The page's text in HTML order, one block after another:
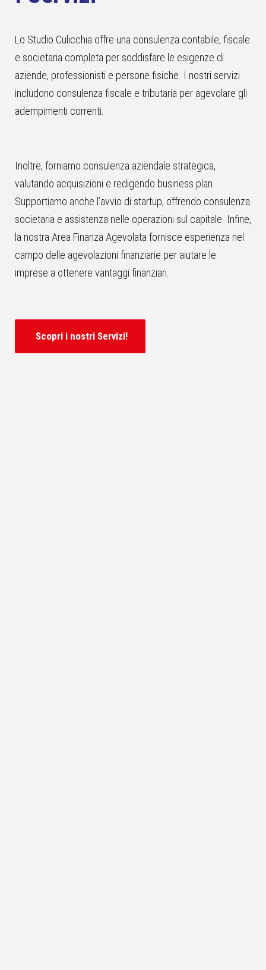
Lo Studio Culicchia offre una consulenza contabile, fiscale
e societaria completa per soddisfare le esigenze di
aziende, professionisti e persone fisiche. I nostri servizi
includono consulenza fiscale e tributaria per agevolare gli
adempimenti correnti.
Inoltre, forniamo consulenza aziendale strategica,
valutando acquisizioni e redigendo business plan.
Supportiamo anche l’avvio di startup, offrendo consulenza
societaria e assistenza nelle operazioni sul capitale. Infine,
la nostra Area Finanza Agevolata fornisce esperienza nel
campo delle agevolazioni finanziarie per aiutare le
imprese a ottenere vantaggi finanziari.
Scopri i nostri Servizi!